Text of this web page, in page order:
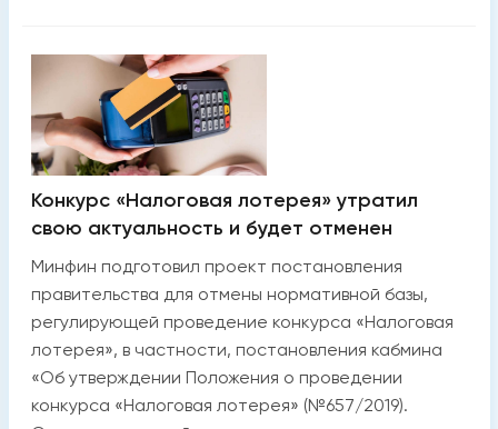
Конкурс «Налоговая лотерея» утратил
свою актуальность и будет отменен
Минфин подготовил проект постановления
правительства для отмены нормативной базы,
регулирующей проведение конкурса «Налоговая
лотерея», в частности, постановления кабмина
«Об утверждении Положения о проведении
конкурса «Налоговая лотерея» (№657/2019).